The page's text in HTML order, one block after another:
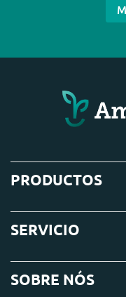
PRODUCTOS
SERVICIO
SOBRE NÓS